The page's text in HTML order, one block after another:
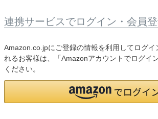
連携サービスでログイン・会員
Amazon.co.jpにご登録の情報を利用してログイ
れるお客様は、「Amazonアカウントでログイ
ください。